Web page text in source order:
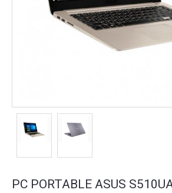
PC PORTABLE ASUS